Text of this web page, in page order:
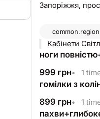
Запоріжжя,
common.region
ноги
999 грн• 1
гомілки з
899 грн• 1
пахви+глибоке